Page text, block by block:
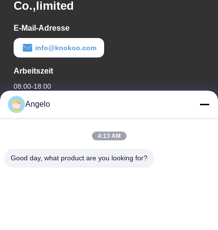
Co.,limited
E-Mail-Adresse
info@knokoo.com
Arbeitszeit
08:00-18:00
Unsere Adresse
Zimmer 1508, Taojing Business Building, Minbao Road,
Guangdong
Angelo
4:13 AM
Good day, what product are you looking for?